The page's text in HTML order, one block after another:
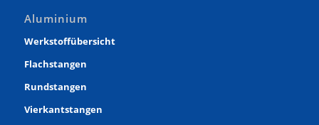
Aluminium
Werkstoffübersicht
Flachstangen
Rundstangen
Vierkantstangen